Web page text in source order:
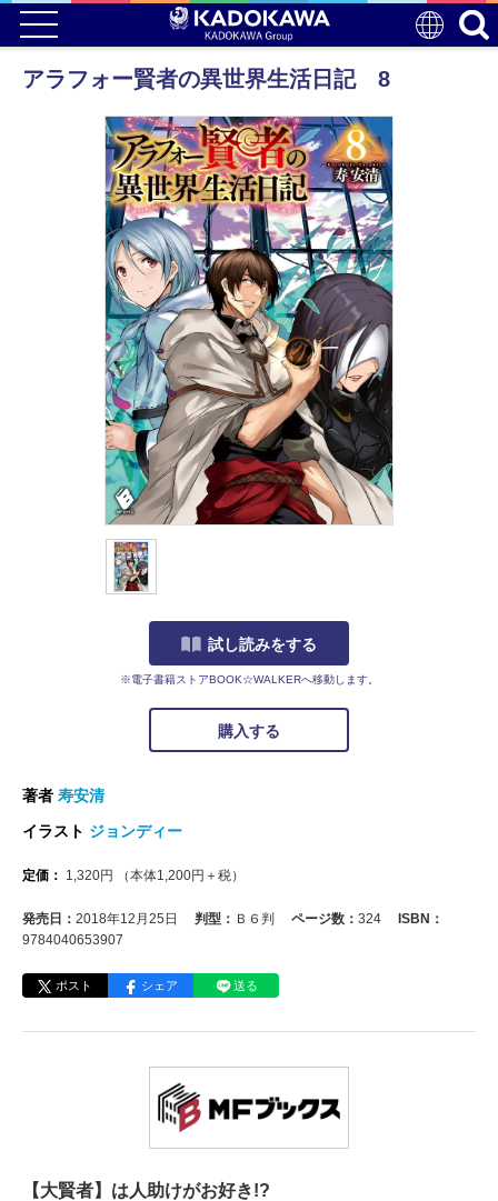
アラフォー賢者の異世界生活日記 8
試し読みをする
※電子書籍ストアBOOK☆WALKERへ移動します。
購入する
著者 寿安清
イラスト ジョンディー
定価： 1,320円 （本体1,200円＋税）
発売日： 2018年12月25日 判型： Ｂ６判 ページ数： 324
ISBN：
9784040653907
ポスト シェア 送る
【大賢者】は人助けがお好き!?